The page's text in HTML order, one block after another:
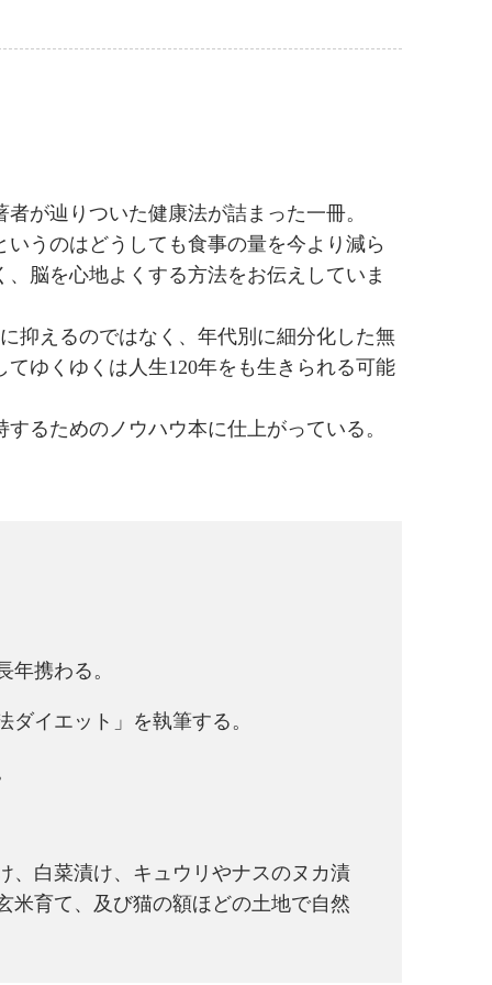
が辿りついた健康法が詰まった一冊。
うのはどうしても食事の量を今より減ら
脳を心地よくする方法をお伝えしていま
抑えるのではなく、年代別に細分化した無
ゆくゆくは人生120年をも生きられる可能
るためのノウハウ本に仕上がっている。
携わる。
イエット」を執筆する。
、白菜漬け、キュウリやナスのヌカ漬
米育て、及び猫の額ほどの土地で自然